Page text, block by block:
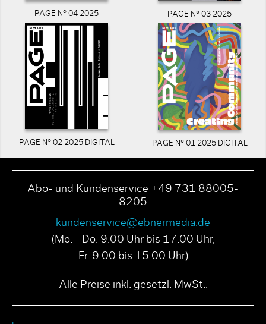
PAGE N° 04 2025 PAGE N° 03 2025
PAGE N° 02 2025 DIGITAL PAGE N° 01 2025 DIGITAL
Abo- und Kundenservice +49 731 88005-
8205
kundenservice@ebnermedia.de
(Mo. - Do. 9.00 Uhr bis 17.00 Uhr,
Fr. 9.00 bis 15.00 Uhr)
Alle Preise inkl. gesetzl. MwSt..